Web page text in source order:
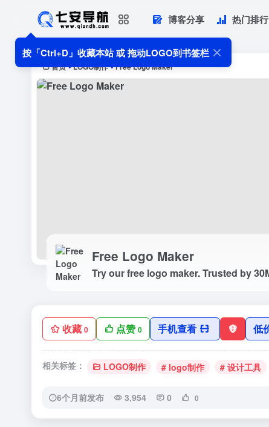
按「Ctrl+D」收藏本站 或 拖动LOGO到书签栏
博客分享 热门排行
首页 • LOGO制作 • Free Logo Maker
Free Logo Maker
收藏 0 点赞0 手机查看 低
相关标签： LOGO制作 # logo制作 # 设计工具
6个月前发布 3,954 0 0
Free Logo Maker
Try our free logo maker. Trusted